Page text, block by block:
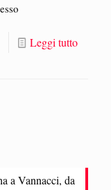
Leggi tutto
a Vannacci, da